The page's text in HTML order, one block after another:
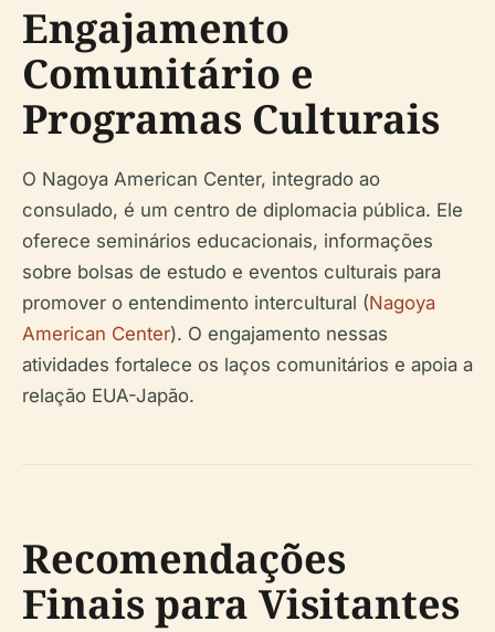
Engajamento
Comunitário e
Programas Culturais
O Nagoya American Center, integrado ao
consulado, é um centro de diplomacia pública. Ele
oferece seminários educacionais, informações
sobre bolsas de estudo e eventos culturais para
promover o entendimento intercultural (Nagoya
American Center). O engajamento nessas
atividades fortalece os laços comunitários e apoia a
relação EUA-Japão.
Recomendações
Finais para Visitantes